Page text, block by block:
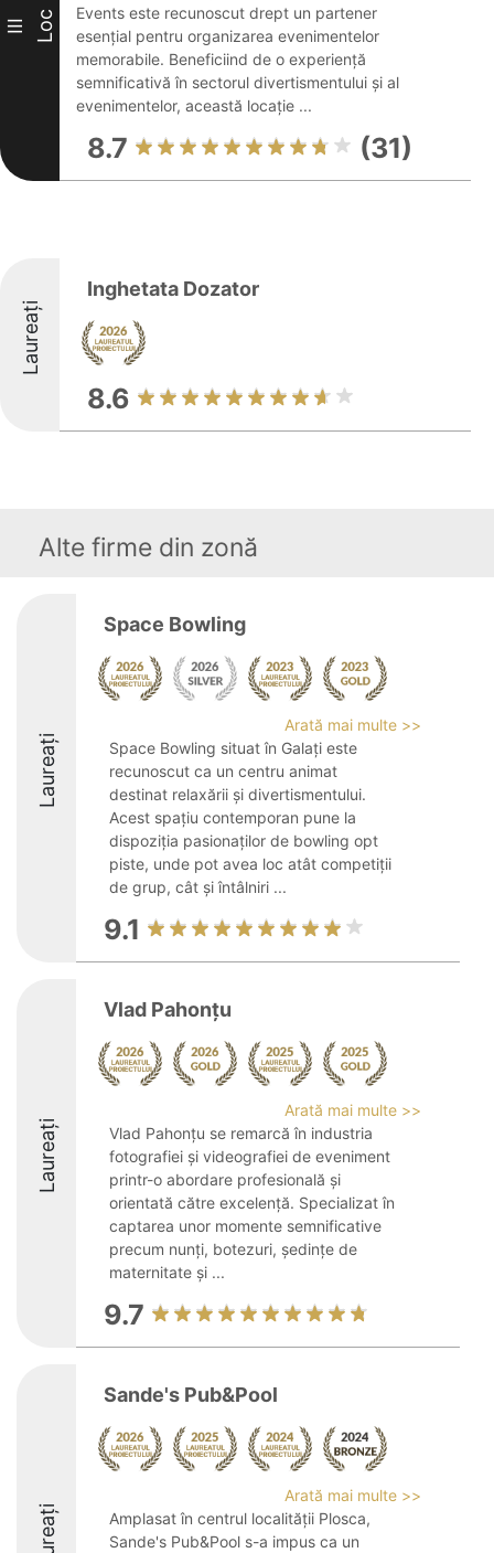
III Loc
Events este recunoscut drept un partener
esențial pentru organizarea evenimentelor
memorabile. Beneficiind de o experiență
semnificativă în sectorul divertismentului și al
evenimentelor, această locație ...
8.7 (31)
Laureați
Inghetata Dozator
8.6
Alte firme din zonă
Laureați
Space Bowling
Arată mai multe >>
Space Bowling situat în Galați este
recunoscut ca un centru animat
destinat relaxării și divertismentului.
Acest spațiu contemporan pune la
dispoziția pasionaților de bowling opt
piste, unde pot avea loc atât competiții
de grup, cât și întâlniri ...
9.1
Laureați
Vlad Pahonţu
Arată mai multe >>
Vlad Pahonțu se remarcă în industria
fotografiei și videografiei de eveniment
printr-o abordare profesională și
orientată către excelență. Specializat în
captarea unor momente semnificative
precum nunți, botezuri, ședințe de
maternitate și ...
9.7
Sande's Pub&Pool
Arată mai multe >>
Amplasat în centrul localității Plosca,
Sande's Pub&Pool s-a impus ca un